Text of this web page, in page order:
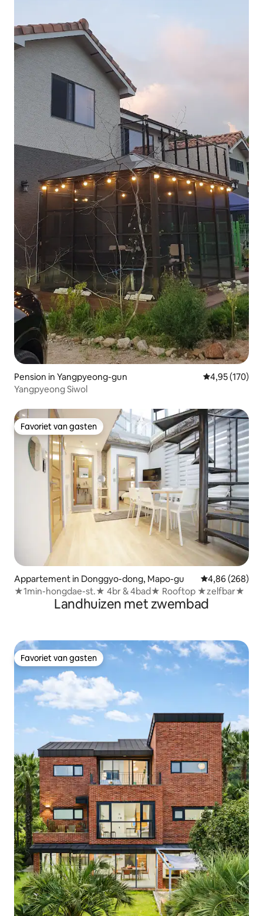
Pension in Yangpyeong-gun Gemiddelde
4,95 (170)
Yangpyeong Siwol
Favoriet van gasten
Favoriet van gasten
Appartement in Donggyo-dong, Mapo-gu Gemiddelde
4,86 (268)
★1min-hongdae-st.★ 4br & 4bad★ Rooftop ★zelfbar★
Landhuizen met zwembad
Favoriet van gasten
Favoriet van gasten